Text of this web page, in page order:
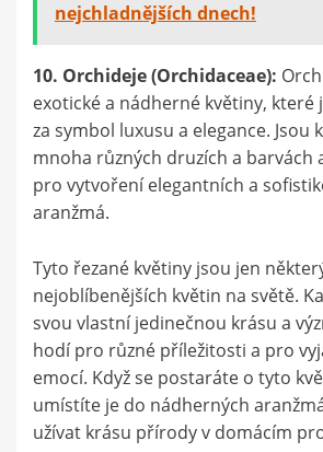
nejchladnějších dnech!
10. Orchideje (Orchidaceae):
exotické a nádherné květiny, které
za symbol luxusu a elegance. Jsou
mnoha různých druzích a barvách
pro vytvoření elegantních a
aranžmá.
Tyto řezané květiny jsou jen
nejoblíbenějších květin na světě.
svou vlastní jedinečnou krásu a
hodí pro různé příležitosti a pro
emocí. Když se postaráte o tyto
umístíte je do nádherných
užívat krásu přírody v domácím